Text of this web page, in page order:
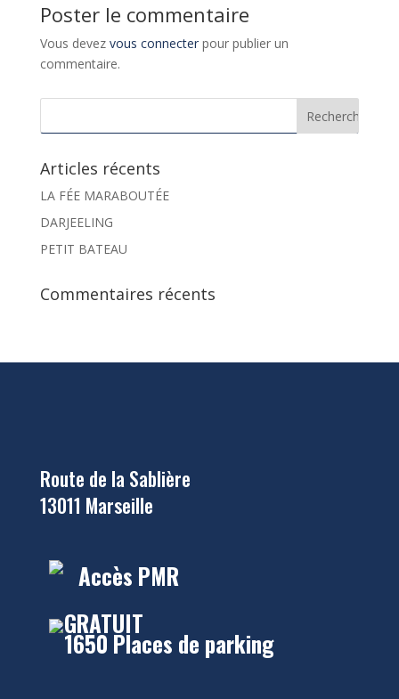
Poster le commentaire
Vous devez vous connecterpour publier un
commentaire.
Articles récents
LA FÉE MARABOUTÉE
DARJEELING
PETIT BATEAU
Commentaires récents
Route de la Sablière
13011 Marseille
Accès PMR
GRATUIT
1650 Places de parking